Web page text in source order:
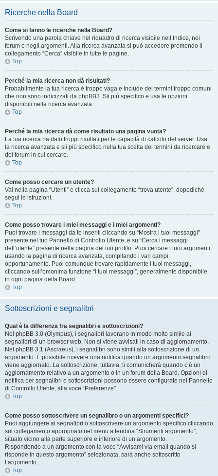
Ricerche nella Board
Come si fanno le ricerche nella Board?
Scrivendo una parola chiave nel riquadro di ricerca visibile nell’Indice, nei
forum e negli argomenti. Alla ricerca avanzata si può accedere premendo il
collegamento “Cerca” visibile in tutte le pagine.
Top
Perché la mia ricerca non dà risultati?
Probabilmente la tua ricerca è troppo vaga e include dei termini troppo comuni
che non sono indicizzati da phpBB3. Sii più specifico e usa le opzioni
disponibili nella ricerca avanzata.
Top
Perché la mia ricerca dà come risultato una pagina vuota?
La tua ricerca ha dato troppi risultati per le capacità di calcolo del server. Usa
la ricerca avanzata e sii più specifico nella tua scelta dei termini da ricercare e
dei forum in cui cercare.
Top
Come posso cercare un utente?
Vai nella pagina “Utenti” e clicca sul collegamento “trova utente”, dopodiché
segui le istruzioni.
Top
Come posso trovare i miei messaggi e i miei argomenti?
Puoi trovare i messaggi da te inseriti cliccando su “Mostra i tuoi messaggi”
presente nel tuo Pannello di Controllo Utente, e su “Cerca i messaggi
dell’utente” presente nella pagina del tuo profilo. Puoi cercare i tuoi argomenti,
usando la pagina di ricerca avanzata, compilando i vari campi
opportunamente. Puoi comunque trovare rapidamente i tuoi messaggi,
cliccando sull’omonima funzione “I tuoi messaggi”, generalmente disponibile
in ogni pagina della Board.
Top
Sottoscrizioni e segnalibri
Qual è la differenza fra segnalibri e sottoscrizioni?
Nel phpBB 3.0 (Olympus), i segnalibri lavorano in modo molto simile ai
segnalibri di un browser web. Non si viene avvisati in caso di aggiornamento.
Nel phpBB 3.1 (Ascraeus), i segnalibri sono simili alla sottoscrizione di un
argomento. È possibile ricevere una notifica quando un argomento segnalibro
viene aggiornato. La sottoscrizione, tuttavia, ti comunicherà quando c’è un
aggiornamento relativo a un argomento o in un forum della Board. Opzioni di
notifica per segnalibri e sottoscrizioni possono essere configurate nel Pannello
di Controllo Utente, alla voce “Preferenze”.
Top
Come posso sottoscrivere un segnalibro o un argomenti specifici?
Puoi aggiungere ai segnalibri o sottoscrivere un argomento specifico cliccando
sul collegamento appropriato nel menu a tendina “Strumenti argomento”,
situato vicino alla parte superiore e inferiore di un argomento.
Rispondendo a un argomento con la voce “Avvisami via email quando si
risponde in questo argomento” selezionata, sarà anche sottoscritto
l’argomento.
Top